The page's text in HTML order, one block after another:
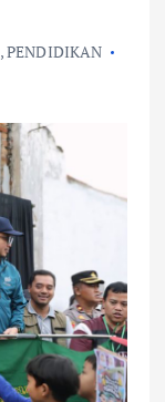
,PENDIDIKAN